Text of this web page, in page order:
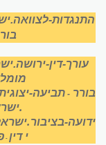
התנגדות-
עורך-דין-
בורר - תביעה-
ידועה-
י דין -